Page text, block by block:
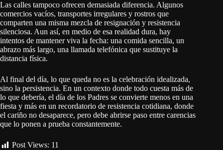
Las calles tampoco ofrecen demasiada diferencia. Algunos
comercios vacíos, transportes irregulares y rostros que
comparten una misma mezcla de resignación y resistencia
silenciosa. Aun así, en medio de esa realidad dura, hay
intentos de mantener viva la fecha: una comida sencilla, un
abrazo más largo, una llamada telefónica que sustituye la
distancia física.
Al final del día, lo que queda no es la celebración idealizada,
sino la persistencia. En un contexto donde todo cuesta más de
lo que debería, el día de los Padres se convierte menos en una
fiesta y más en un recordatorio de resistencia cotidiana, donde
el cariño no desaparece, pero debe abrirse paso entre carencias
que lo ponen a prueba constantemente.
Post Views: 11